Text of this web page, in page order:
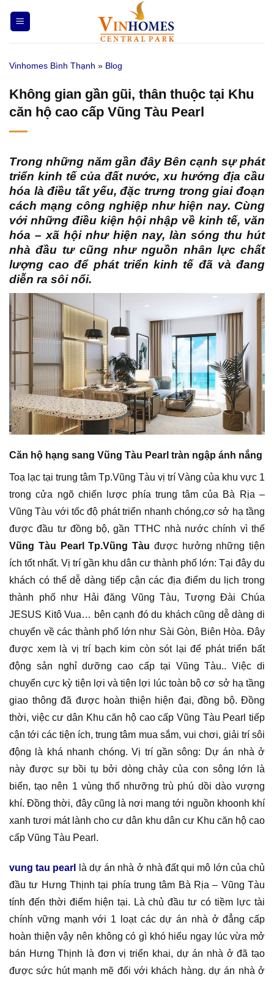
qua
nội
Vinhomes Bình Thạnh » Blog
Không gian gần gũi, thân thuộc tại Khu
căn hộ cao cấp Vũng Tàu Pearl
Trong những năm gần đây Bên cạnh sự phát
triển kinh tế của đất nước, xu hướng địa cầu
hóa là điều tất yếu, đặc trưng trong giai đoạn
cách mạng công nghiệp như hiện nay. Cùng
với những điều kiện hội nhập về kinh tế, văn
hóa – xã hội như hiện nay, làn sóng thu hút
nhà đầu tư cũng như nguồn nhân lực chất
lượng cao để phát triển kinh tế đã và đang
diễn ra sôi nổi.
Căn hộ hạng sang Vũng Tàu Pearl tràn ngập ánh nắng
Toạ lạc tại trung tâm Tp.Vũng Tàu vị trí Vàng của khu vực 1
trong cửa ngõ chiến lược phía trung tâm của Bà Rịa –
Vũng Tàu với tốc độ phát triển nhanh chóng,cơ sở hạ tầng
được đầu tư đồng bộ, gần TTHC nhà nước chính vì thế
Vũng Tàu Pearl Tp.Vũng Tàu được hưởng những tiện
ích tốt nhất. Vị trí gần khu dân cư thành phố lớn: Tại đây du
khách có thể dễ dàng tiếp cận các địa điểm du lịch trong
thành phố như Hải đăng Vũng Tàu, Tượng Đài Chúa
JESUS Kitô Vua… bên cạnh đó du khách cũng dễ dàng di
chuyển về các thành phố lớn như Sài Gòn, Biên Hòa. Đây
được xem là vị trí bạch kim còn sót lại để phát triển bất
động sản nghỉ dưỡng cao cấp tại Vũng Tàu.. Việc di
chuyển cực kỳ tiện lợi và tiện lợi lúc toàn bộ cơ sở hạ tầng
giao thông đã được hoàn thiện hiện đại, đồng bộ. Đồng
thời, việc cư dân Khu căn hộ cao cấp Vũng Tàu Pearl tiếp
cận tới các tiện ích, trung tâm mua sắm, vui chơi, giải trí sôi
động là khá nhanh chóng. Vị trí gần sông: Dự án nhà ở
này được sự bồi tụ bởi dòng chảy của con sông lớn là
biển, tạo nên 1 vùng thổ nhưỡng trù phú dồi dào vượng
khí. Đồng thời, đây cũng là nơi mang tới nguồn khoonh khí
xanh tươi mát lành cho cư dân khu dân cư Khu căn hộ cao
cấp Vũng Tàu Pearl.
vung tau pearl
là dự án nhà ở nhà đất qui mô lớn của chủ
đầu tư Hưng Thịnh tại phía trung tâm Bà Rịa – Vũng Tàu
tính đến thời điểm hiện tại. Là chủ đầu tư có tiềm lực tài
chính vững mạnh với 1 loạt các dự án nhà ở đẳng cấp
hoàn thiện vậy nên không có gì khó hiểu ngay lúc vừa mở
bán Hưng Thịnh là đơn vị triển khai, dự án nhà ở đã tạo
được sức hút mạnh mẽ đối với khách hàng. dự án nhà ở